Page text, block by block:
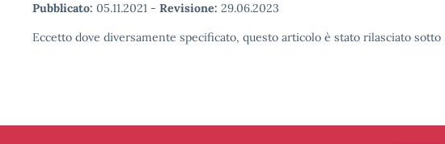
Pubblicato: 05.11.2021 - Revisione: 29.06.2023
Eccetto dove diversamente specificato, questo articolo è stato rilasciato